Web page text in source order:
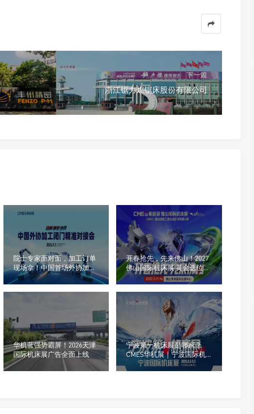
下一篇
浙江锯力煌锯床股份有限公司
院士专家面对面，加工订单
现场拿！中国首场外协加工
峰会报名开启
开春抢先，先来佛山！2027
佛山国际机床展 黄金选位正
当时
华机蓝强势霸屏！2026天津
国际机床展广告全面上线
宁波第一机床展是哪家？
CMES华机展｜宁波国际机
床展门票预约开启！